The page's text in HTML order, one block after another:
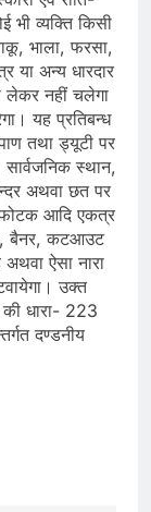
भी व्यक्ति किसी
भाला, फरसा,
या अन्य धारदार
लेकर नहीं चलेगा
यह प्रतिबन्ध
तथा ड्यूटी पर
सार्वजनिक स्थान,
अथवा छत पर
आदि एकत्र
बैनर, कटआउट
ऐसा नारा
उक्त
धारा- 223
दण्डनीय